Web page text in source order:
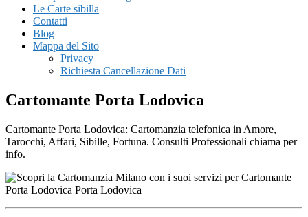
Le Carte sibilla
Contatti
Blog
Mappa del Sito
Privacy
Richiesta Cancellazione Dati
Cartomante Porta Lodovica
Cartomante Porta Lodovica: Cartomanzia telefonica in Amore,
Tarocchi, Affari, Sibille, Fortuna. Consulti Professionali chiama per
info.